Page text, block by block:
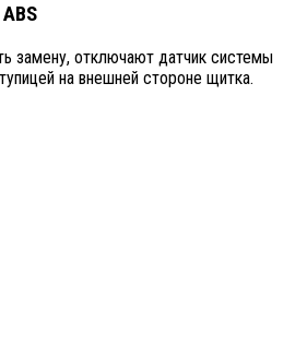
замену, отключают датчик системы
на внешней стороне щитка.